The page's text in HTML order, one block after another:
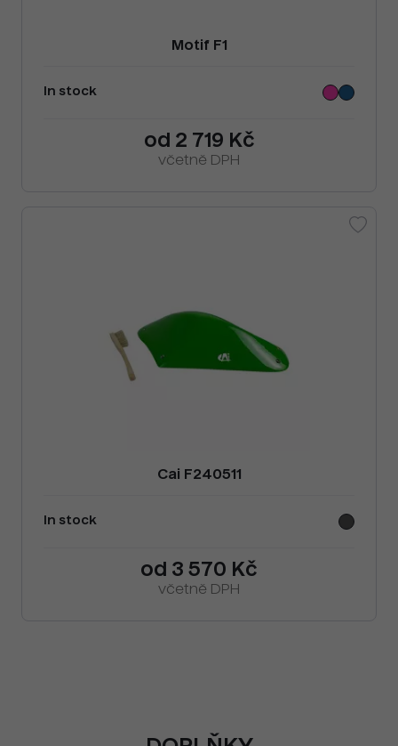
Motif F1
In stock
od 2 719 Kč
včetně DPH
Cai F240511
In stock
od 3 570 Kč
včetně DPH